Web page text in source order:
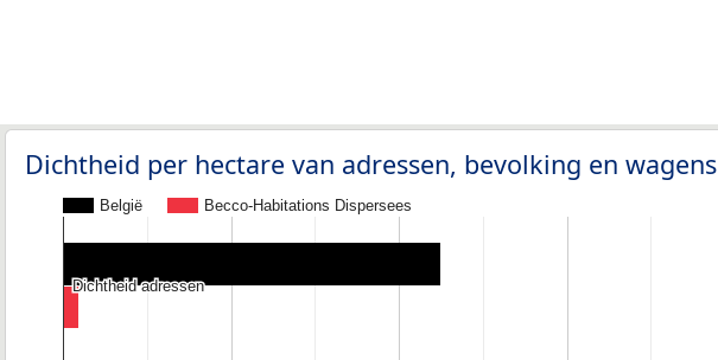
Dichtheid per hectare van adressen, bevolking en wagens
België Becco-Habitations Dispersees
Dichtheid adressen
Dichtheid adressen